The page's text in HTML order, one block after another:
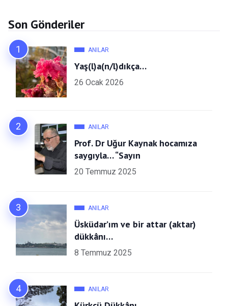
Son Gönderiler
ANILAR
Yaş(l)a(n/l)dıkça…
26 Ocak 2026
ANILAR
Prof. Dr Uğur Kaynak hocamıza
saygıyla… “Sayın
20 Temmuz 2025
ANILAR
Üsküdar’ım ve bir attar (aktar)
dükkânı…
8 Temmuz 2025
ANILAR